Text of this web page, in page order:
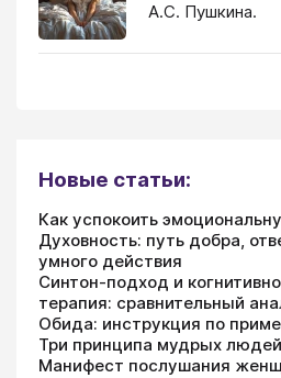
А.С. Пушкина.
Новые статьи:
Как успокоить
Духовность: путь добра,
умного действия
Синтон-подход и
терапия: сравнительный
Обида: инструкция по
Три принципа мудрых людей
Манифест послушания